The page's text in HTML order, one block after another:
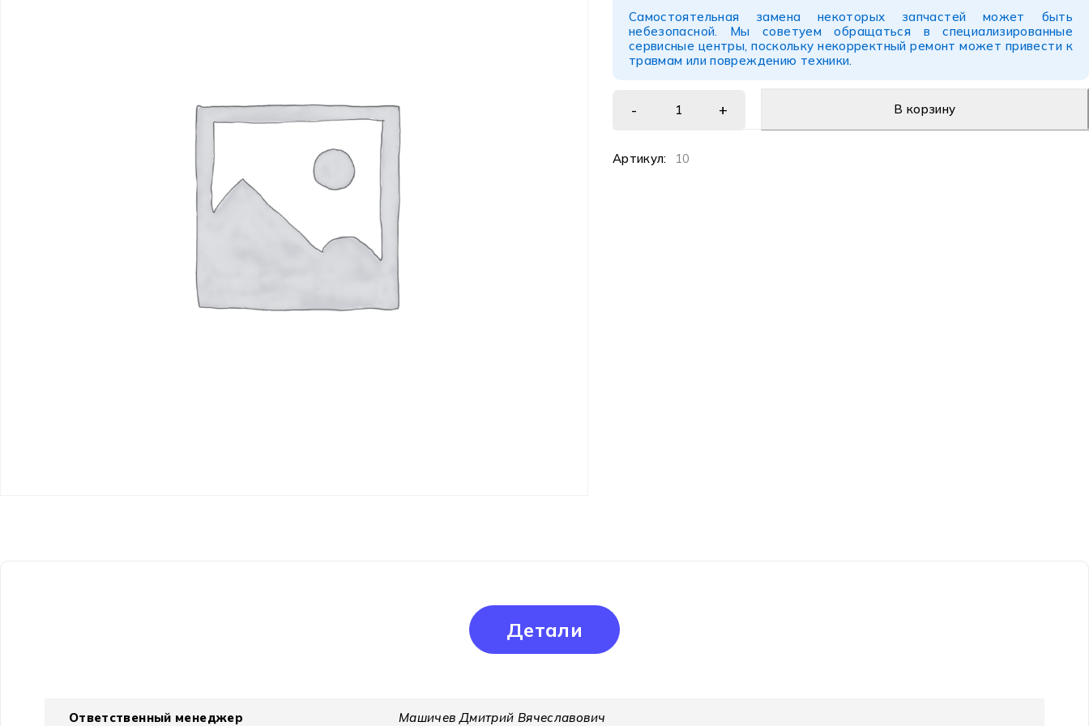
Самостоятельная замена некоторых запчастей может быть
небезопасной. Мы советуем обращаться в специализированные
сервисные центры, поскольку некорректный ремонт может привести к
травмам или повреждению техники.
В корзину
Артикул: 10
Детали
Ответственный менеджер Машичев Дмитрий Вячеславович